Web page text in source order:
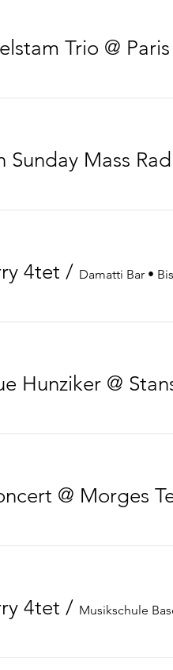
Trio @ Paris
Sunday Mass
4tet / Damatti Bar •
Hunziker @
@ Morges
4tet / Musikschule